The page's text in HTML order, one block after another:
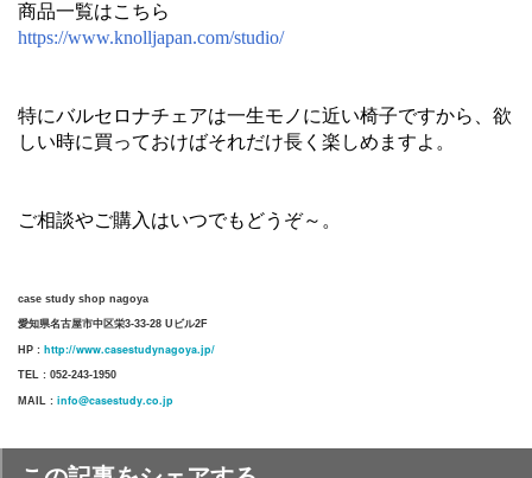
商品一覧はこちら
https://www.knolljapan.com/studio/
特にバルセロナチェアは一生モノに近い椅子ですから、欲
しい時に買っておけばそれだけ長く楽しめますよ。
ご相談やご購入はいつでもどうぞ～。
case study shop nagoya
愛知県名古屋市中区栄3-33-28 Uビル2F
HP : http://www.casestudynagoya.jp/
TEL : 052-243-1950
MAIL : info@casestudy.co.jp